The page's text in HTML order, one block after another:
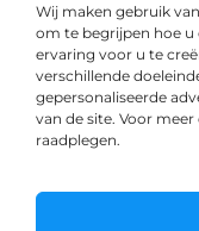
Wij maken gebruik
om te begrijpen hoe
ervaring voor u te
verschillende
gepersonaliseerde
van de site. Voor
raadplegen.
Onze informatie
Bericht